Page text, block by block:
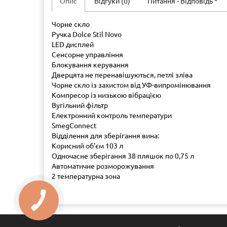
Чорне скло
Ручка Dolce Stil Novo
LED дисплей
Сенсорне управління
Блокування керування
Дверцята не перенавішуються, петлі зліва
Чорне скло із захистом від УФ-випромінювання
Компресор із низькою вібрацією
Вугільний фільтр
Електронний контроль температури
SmegConnect
Відділення для зберігання вина​​:
Корисний об'єм 103 л
Одночасне зберігання 38 пляшок по 0,75 л
Автоматичне розморожування
2 температурна зона